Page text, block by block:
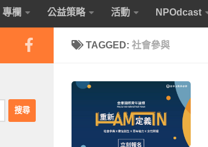
專欄 公益策略 活動 NPOdcast
TAGGED: 社會參與